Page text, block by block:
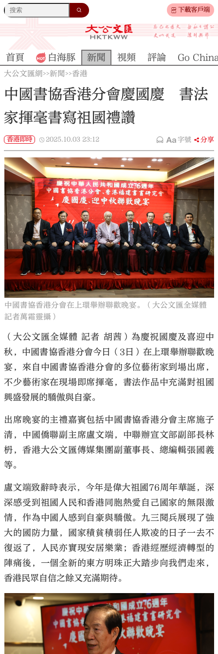
下載客戶端
大公文匯
首頁 白海豚 新聞 視頻 評論 Go
大公文匯網>>新聞>>香港
中國書協香港分會慶國慶 書法
家揮毫書寫祖國禮讚
香港即時 2025.10.03 23:12 字號 分享
中國書協香港分會在上環舉辦聯歡晚宴。（大公文匯全媒體
記者萬霜靈攝）
（大公文匯全媒體 記者 胡茜）為慶祝國慶及喜迎中
秋，中國書協香港分會今日（3日）在上環舉辦聯歡晚
宴，來自中國書協香港分會的多位藝術家到場出席，
不少藝術家在現場即席揮毫，書法作品中充滿對祖國
興盛發展的驕傲與自豪。
出席晚宴的主禮嘉賓包括中國書協香港分會主席施子
清，中國僑聯副主席盧文端，中聯辦宣文部副部長林
枬，香港大公文匯傳媒集團副董事長、總編輯張國義
等。
盧文端致辭時表示，今年是偉大祖國76周年華誕，深
深感受到祖國人民和香港同胞熱愛自己國家的無限激
情，作為中國人感到自豪與驕傲。九三閱兵展現了強
大的國防力量，國家積貧積弱任人欺凌的日子一去不
復返了，人民亦實現安居樂業；香港經歷經濟轉型的
陣痛後，一個全新的東方明珠正大踏步向我們走來，
香港民眾自信之餘又充滿期待。